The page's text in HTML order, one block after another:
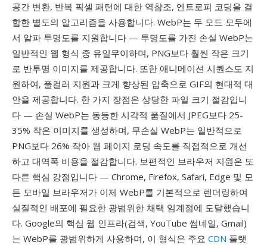
공간 변환, 반복 픽셀 패턴에 대한 역참조, 엔트로피 코딩을 결
합한 별도의 알고리즘을 사용합니다. WebP는 두 모드 모두에
서 알파 투명도를 지원합니다 — 투명도를 가진 손실 WebP는
일반적인 웹 형식 중 유일무이하며, PNG보다 훨씬 작은 크기
로 반투명 이미지를 제공합니다. 또한 애니메이션 시퀀스도 지
원하여, 풀컬러 지원과 크게 향상된 압축으로 GIF의 현대적 대
안을 제공합니다. 한 가지 장점은 상당한 파일 크기 절감입니
다 — 손실 WebP는 동등한 시각적 품질에서 JPEG보다 25-
35% 작은 이미지를 생성하며, 무손실 WebP는 일반적으로
PNG보다 26% 작아 웹 페이지 로딩 속도를 직접적으로 개선
하고 대역폭 비용을 절감합니다. 보편적인 브라우저 지원은 또
다른 핵심 강점입니다 — Chrome, Firefox, Safari, Edge 및 모
든 모바일 브라우저가 이제 WebP를 기본적으로 렌더링하여
실질적인 배포에 필요한 광범위한 채택 임계점에 도달했습니
다. Google의 핵심 웹 인프라(검색, YouTube 썸네일, Gmail)
는 WebP를 광범위하게 사용하며, 이 형식은 주요 CDN 플랫